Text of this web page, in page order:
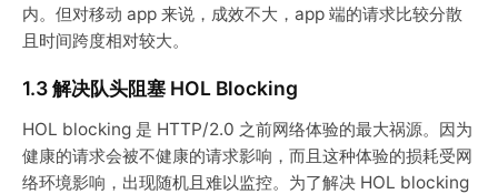
内。但对移动 app 来说，成效不大，app 端的请求比较分散
且时间跨度相对较大。
1.3 解决队头阻塞 HOL Blocking
HOL blocking 是 HTTP/2.0 之前网络体验的最大祸源。因为
健康的请求会被不健康的请求影响，而且这种体验的损耗受网
络环境影响，出现随机且难以监控。为了解决 HOL blocking